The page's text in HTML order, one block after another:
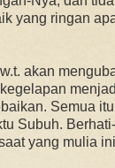
yang ringan
akan
Semua
Subuh.
yang mulia